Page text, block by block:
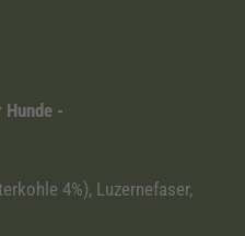
-
4%), Luzernefaser,